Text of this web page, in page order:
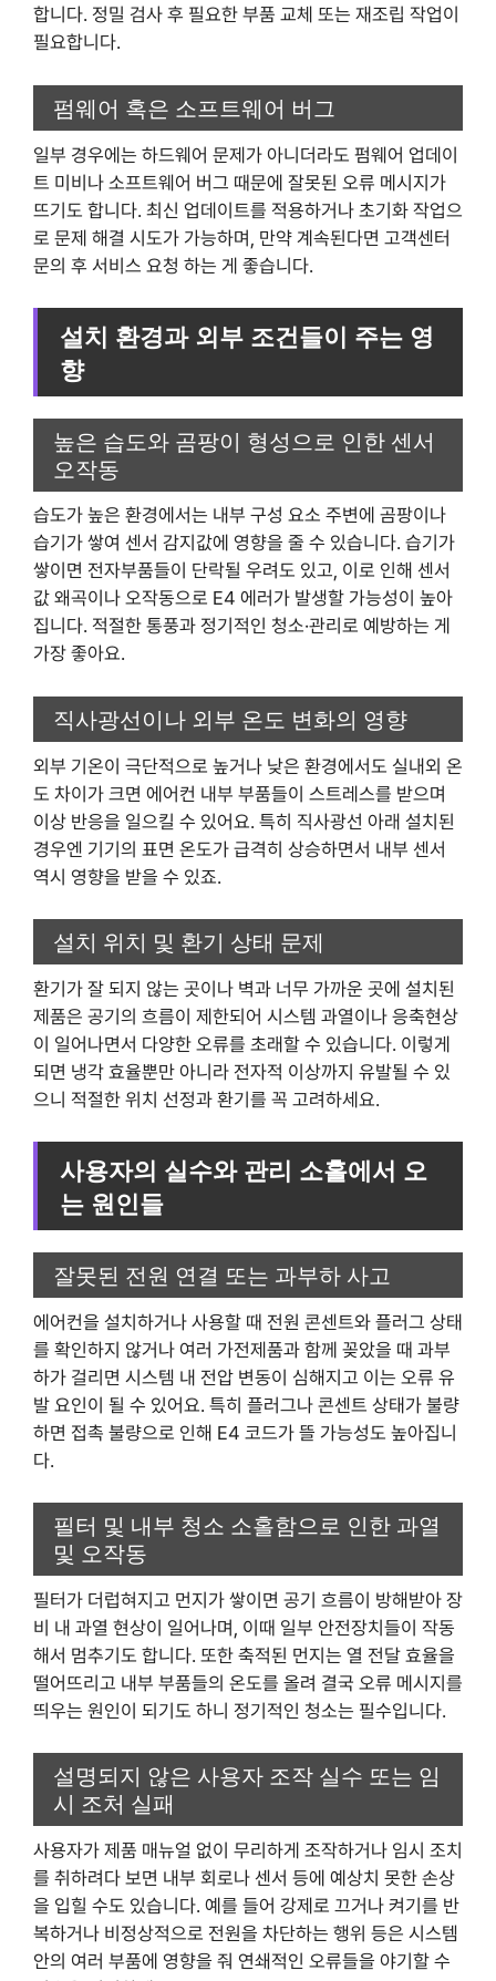
합니다. 정밀 검사 후 필요한 부품 교체 또는 재조립 작업이
필요합니다.
펌웨어 혹은 소프트웨어 버그
일부 경우에는 하드웨어 문제가 아니더라도 펌웨어 업데이
트 미비나 소프트웨어 버그 때문에 잘못된 오류 메시지가
뜨기도 합니다. 최신 업데이트를 적용하거나 초기화 작업으
로 문제 해결 시도가 가능하며, 만약 계속된다면 고객센터
문의 후 서비스 요청 하는 게 좋습니다.
설치 환경과 외부 조건들이 주는 영
향
높은 습도와 곰팡이 형성으로 인한 센서
오작동
습도가 높은 환경에서는 내부 구성 요소 주변에 곰팡이나
습기가 쌓여 센서 감지값에 영향을 줄 수 있습니다. 습기가
쌓이면 전자부품들이 단락될 우려도 있고, 이로 인해 센서
값 왜곡이나 오작동으로 E4 에러가 발생할 가능성이 높아
집니다. 적절한 통풍과 정기적인 청소·관리로 예방하는 게
가장 좋아요.
직사광선이나 외부 온도 변화의 영향
외부 기온이 극단적으로 높거나 낮은 환경에서도 실내외 온
도 차이가 크면 에어컨 내부 부품들이 스트레스를 받으며
이상 반응을 일으킬 수 있어요. 특히 직사광선 아래 설치된
경우엔 기기의 표면 온도가 급격히 상승하면서 내부 센서
역시 영향을 받을 수 있죠.
설치 위치 및 환기 상태 문제
환기가 잘 되지 않는 곳이나 벽과 너무 가까운 곳에 설치된
제품은 공기의 흐름이 제한되어 시스템 과열이나 응축현상
이 일어나면서 다양한 오류를 초래할 수 있습니다. 이렇게
되면 냉각 효율뿐만 아니라 전자적 이상까지 유발될 수 있
으니 적절한 위치 선정과 환기를 꼭 고려하세요.
사용자의 실수와 관리 소홀에서 오
는 원인들
잘못된 전원 연결 또는 과부하 사고
에어컨을 설치하거나 사용할 때 전원 콘센트와 플러그 상태
를 확인하지 않거나 여러 가전제품과 함께 꽂았을 때 과부
하가 걸리면 시스템 내 전압 변동이 심해지고 이는 오류 유
발 요인이 될 수 있어요. 특히 플러그나 콘센트 상태가 불량
하면 접촉 불량으로 인해 E4 코드가 뜰 가능성도 높아집니
다.
필터 및 내부 청소 소홀함으로 인한 과열
및 오작동
필터가 더럽혀지고 먼지가 쌓이면 공기 흐름이 방해받아 장
비 내 과열 현상이 일어나며, 이때 일부 안전장치들이 작동
해서 멈추기도 합니다. 또한 축적된 먼지는 열 전달 효율을
떨어뜨리고 내부 부품들의 온도를 올려 결국 오류 메시지를
띄우는 원인이 되기도 하니 정기적인 청소는 필수입니다.
설명되지 않은 사용자 조작 실수 또는 임
시 조처 실패
사용자가 제품 매뉴얼 없이 무리하게 조작하거나 임시 조치
를 취하려다 보면 내부 회로나 센서 등에 예상치 못한 손상
을 입힐 수도 있습니다. 예를 들어 강제로 끄거나 켜기를 반
복하거나 비정상적으로 전원을 차단하는 행위 등은 시스템
안의 여러 부품에 영향을 줘 연쇄적인 오류들을 야기할 수